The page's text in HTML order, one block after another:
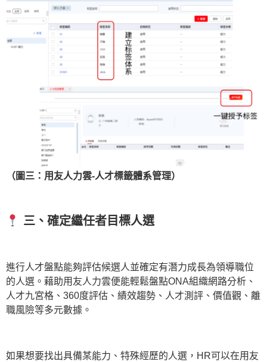
（圖三：用友人力雲-人才標籤體系管理）
三、 確定繼任者目標人選
進行人才盤點能夠評估候選人並確定有潛力成長為領導職位
的人選。藉助用友人力雲便能輕鬆盤點ONA組織網路分析、
人才九宮格、360度評估、績效趨勢、人才測評、價值觀、離
職風險等多元數據。
如果想要找出具備某能力、特殊經歷的人選，HR可以在用友